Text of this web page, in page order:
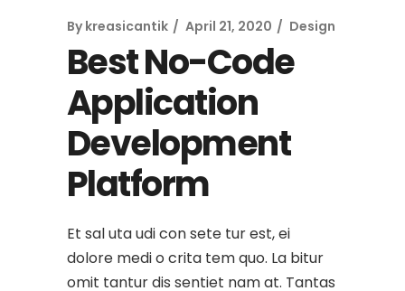
By kreasicantik April 21, 2020 Design
Best No-Code
Application
Development
Platform
Et sal uta udi con sete tur est, ei
dolore medi o crita tem quo. La bitur
omit tantur dis sentiet nam at. Tantas